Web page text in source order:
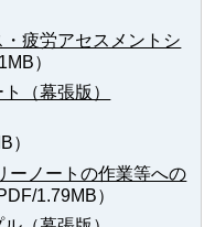
疲労アセスメントシ
）
（幕張版）
）
ーノートの作業等への
1.79MB）